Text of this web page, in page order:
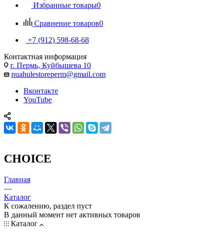
Избранные товары0
Сравнение товаров0
+7 (912) 598-68-68
Контактная информация
г. Пермь, Куйбышева 10
nuahulestoreperm@gmail.com
Вконтакте
YouTube
CHOICE
Главная
—
Каталог
К сожалению, раздел пуст
В данный момент нет активных товаров
Каталог